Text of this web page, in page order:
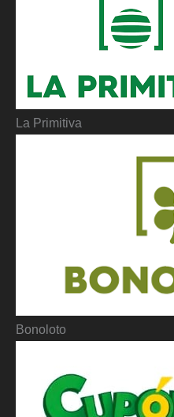
La Primitiva
Bonoloto